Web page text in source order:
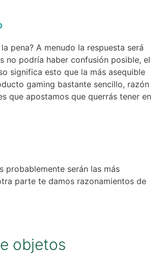
pena? A menudo la respuesta será
no podría haber confusión posible, el
significa esto que la más asequible
gaming bastante sencillo, razón
que apostamos que querrás tener en
probablemente serán las más
parte te damos razonamientos de
objetos